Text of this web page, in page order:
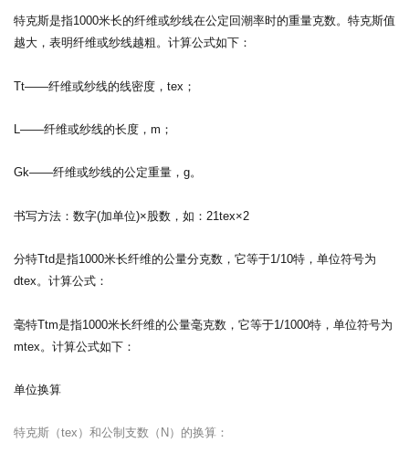
特克斯是指1000米长的纤维或纱线在公定回潮率时的重量克数。特克斯值
越大，表明纤维或纱线越粗。计算公式如下：
Tt——纤维或纱线的线密度，tex；
L——纤维或纱线的长度，m；
Gk——纤维或纱线的公定重量，g。
书写方法：数字(加单位)×股数，如：21tex×2
分特Ttd是指1000米长纤维的公量分克数，它等于1/10特，单位符号为
dtex。计算公式：
毫特Ttm是指1000米长纤维的公量毫克数，它等于1/1000特，单位符号为
mtex。计算公式如下：
单位换算
特克斯（tex）和公制支数（N）的换算：